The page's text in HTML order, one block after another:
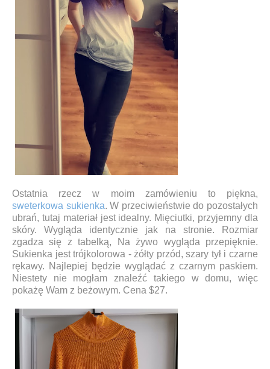
Ostatnia rzecz w moim zamówieniu to piękna,
sweterkowa sukienka. W przeciwieństwie do pozostałych
ubrań, tutaj materiał jest idealny. Mięciutki, przyjemny dla
skóry. Wygląda identycznie jak na stronie. Rozmiar
zgadza się z tabelką, Na żywo wygląda przepięknie.
Sukienka jest trójkolorowa - żółty przód, szary tył i czarne
rękawy. Najlepiej będzie wyglądać z czarnym paskiem.
Niestety nie mogłam znaleźć takiego w domu, więc
pokażę Wam z beżowym. Cena $27.